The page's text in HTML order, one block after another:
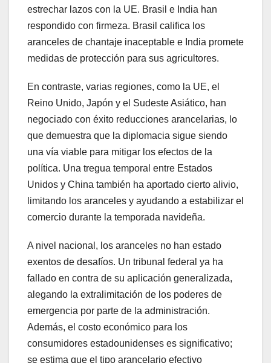
estrechar lazos con la UE. Brasil e India han
respondido con firmeza. Brasil califica los
aranceles de chantaje inaceptable e India promete
medidas de protección para sus agricultores.
En contraste, varias regiones, como la UE, el
Reino Unido, Japón y el Sudeste Asiático, han
negociado con éxito reducciones arancelarias, lo
que demuestra que la diplomacia sigue siendo
una vía viable para mitigar los efectos de la
política. Una tregua temporal entre Estados
Unidos y China también ha aportado cierto alivio,
limitando los aranceles y ayudando a estabilizar el
comercio durante la temporada navideña.
A nivel nacional, los aranceles no han estado
exentos de desafíos. Un tribunal federal ya ha
fallado en contra de su aplicación generalizada,
alegando la extralimitación de los poderes de
emergencia por parte de la administración.
Además, el costo económico para los
consumidores estadounidenses es significativo;
se estima que el tipo arancelario efectivo